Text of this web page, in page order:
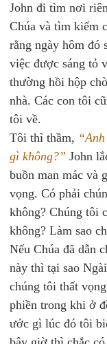
John đi tìm nơi
Chúa và tìm kiếm
rằng ngày hôm đó
việc được sáng tỏ
thường hồi hộp
nhà. Các con tôi
tôi về.
Tôi thì thầm,
gì không?” John
buồn man mác và
vọng. Có phải
không? Chúng tôi
không? Làm sao
Nếu Chúa đã dẫn
này thì tại sao
chúng tôi thất
phiền trong khi ở
ước gì lúc đó tôi